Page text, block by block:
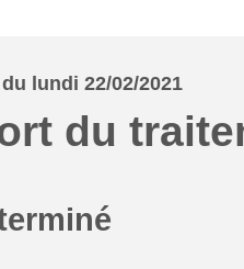
lundi 22/02/2021
du